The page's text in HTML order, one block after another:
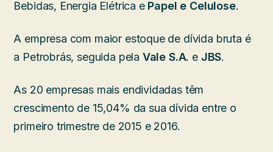
Bebidas, Energia Elétrica e Papel e Celulose.
A empresa com maior estoque de dívida bruta é
a Petrobrás, seguida pela Vale S.A. e JBS.
As 20 empresas mais endividadas têm
crescimento de 15,04% da sua dívida entre o
primeiro trimestre de 2015 e 2016.